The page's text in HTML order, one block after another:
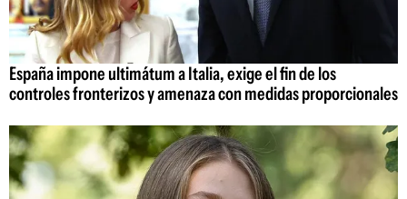
España impone ultimátum a Italia, exige el fin de los
controles fronterizos y amenaza con medidas proporcionales